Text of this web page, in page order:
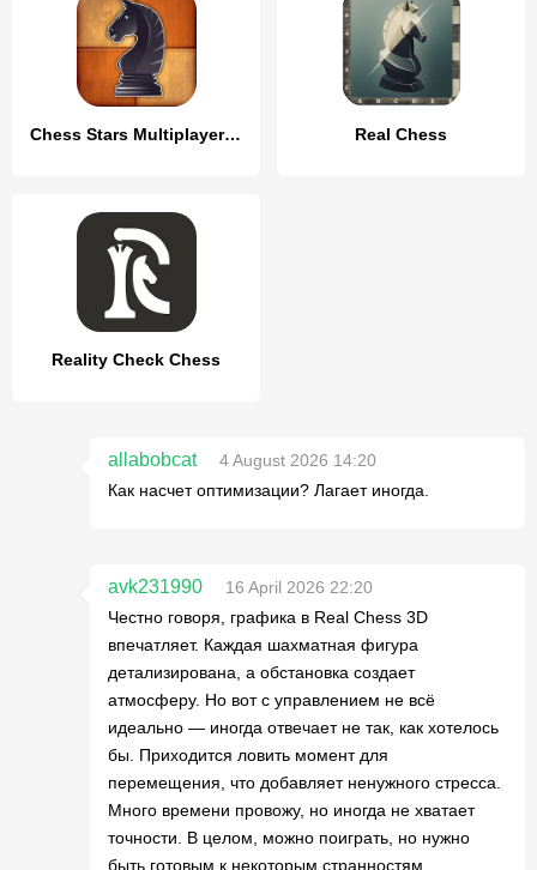
Chess Stars Multiplayer Online Real Chess
Reality Check Chess
allabobcat
4 August 2026 14:20
Как насчет оптимизации? Лагает иногда.
avk231990
16 April 2026 22:20
Честно говоря, графика в Real Chess 3D
впечатляет. Каждая шахматная фигура
детализирована, а обстановка создает
атмосферу. Но вот с управлением не всё
идеально — иногда отвечает не так, как хотелось
бы. Приходится ловить момент для
перемещения, что добавляет ненужного стресса.
Много времени провожу, но иногда не хватает
точности. В целом, можно поиграть, но нужно
быть готовым к некоторым странностям.